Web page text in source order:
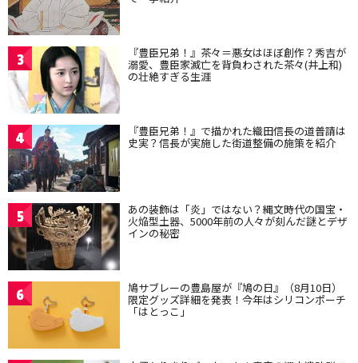
3 『豊臣兄弟！』茶々＝悪女はほぼ創作？秀吉が
溺愛、豊臣家滅亡を背負わされた茶々(井上和)
の壮絶すぎる生涯
4 『豊臣兄弟！』で描かれた織田信長の道普請は
史実？信長が実施した街道整備の施策を紹介
5 あの装飾は「炎」ではない？縄文時代の国宝・
火焔型土器、5000年前の人々が刻んだ謎とデザ
インの秘密
6 鳩サブレーの豊島屋が『鳩の日』（8月10日）
限定グッズ詳細を発表！今年はシリコンポーチ
「はとっこ」